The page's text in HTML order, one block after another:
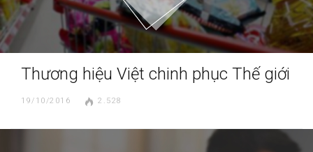
Thương hiệu Việt chinh phục Thế giới
19/10/2016 2.528